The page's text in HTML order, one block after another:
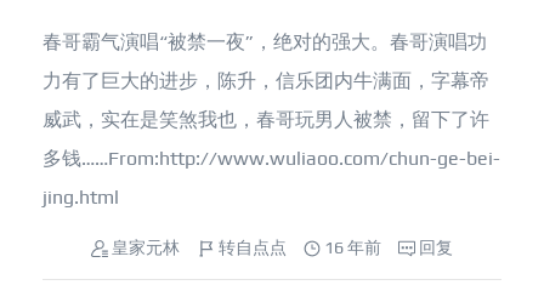
春哥霸气演唱“被禁一夜”，绝对的强大。春哥演唱功
力有了巨大的进步，陈升，信乐团内牛满面，字幕帝
威武，实在是笑煞我也，春哥玩男人被禁，留下了许
多钱……From:http://www.wuliaoo.com/chun-ge-bei-
jing.html
皇家元林 转自点点 16 年前 回复